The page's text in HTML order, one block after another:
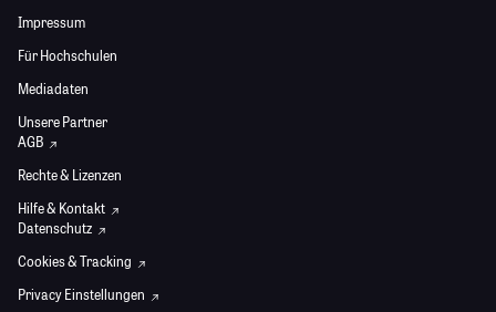
Impressum
Für Hochschulen
Mediadaten
Unsere Partner
AGB
Rechte & Lizenzen
Hilfe & Kontakt
Datenschutz
Cookies & Tracking
Privacy Einstellungen